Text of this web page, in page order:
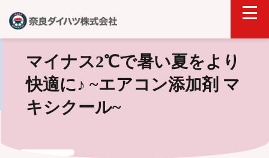
マイナス2℃で暑い夏をより
快適に♪ ~エアコン添加剤 マ
キシクール~